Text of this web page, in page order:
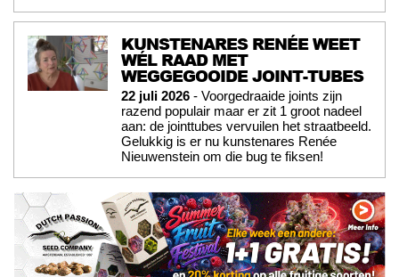
KUNSTENARES RENÉE WEET
WÉL RAAD MET
WEGGEGOOIDE JOINT-TUBES
22 juli 2026 - Voorgedraaide joints zijn
razend populair maar er zit 1 groot nadeel
aan: de jointtubes vervuilen het straatbeeld.
Gelukkig is er nu kunstenares Renée
Nieuwenstein om die bug te fiksen!